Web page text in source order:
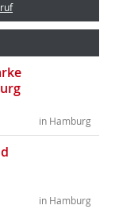
in Hamburg
in Hamburg